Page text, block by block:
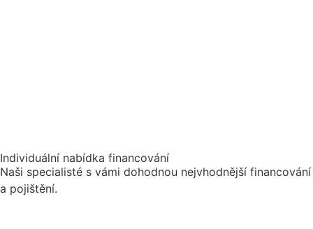
Individuální nabídka financování
Naši specialisté s vámi dohodnou nejvhodnější financování
a pojištění.